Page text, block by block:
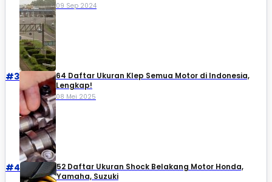
09 Sep 2024
#3
64 Daftar Ukuran Klep Semua Motor di Indonesia,
Lengkap!
08 Mei 2025
#4
52 Daftar Ukuran Shock Belakang Motor Honda,
Yamaha, Suzuki​